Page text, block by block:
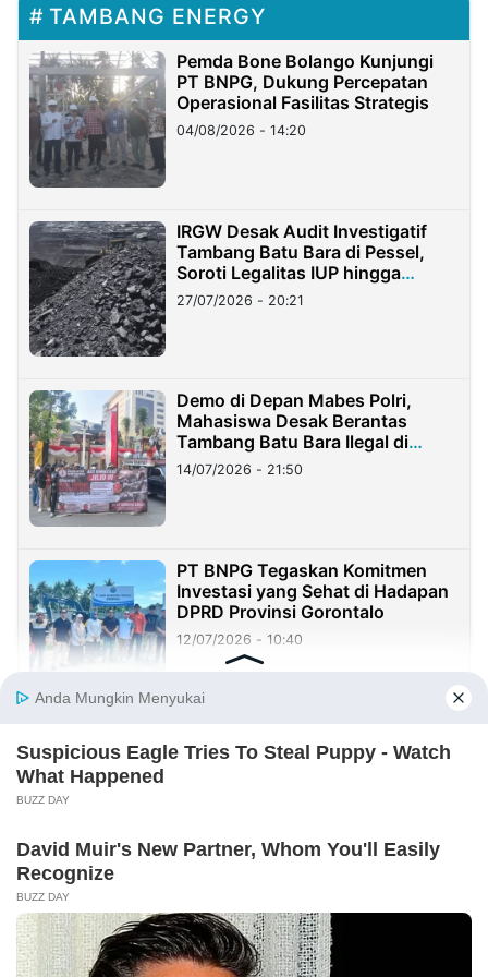
TAMBANG ENERGY
Pemda Bone Bolango Kunjungi
PT BNPG, Dukung Percepatan
Operasional Fasilitas Strategis
04/08/2026 - 14:20
IRGW Desak Audit Investigatif
Tambang Batu Bara di Pessel,
Soroti Legalitas IUP hingga
Stockpile
27/07/2026 - 20:21
Demo di Depan Mabes Polri,
Mahasiswa Desak Berantas
Tambang Batu Bara Ilegal di
Lampung
14/07/2026 - 21:50
PT BNPG Tegaskan Komitmen
Investasi yang Sehat di Hadapan
DPRD Provinsi Gorontalo
12/07/2026 - 10:40
Aktivis Ingatkan Bupati Sumenep,
Segera Stop Tambang Galian C
EKONOMI